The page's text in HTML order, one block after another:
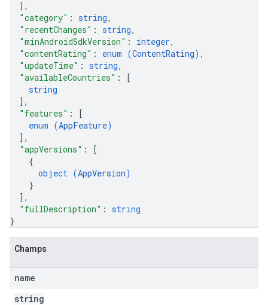
] ,
"category" : string,
"recentChanges" : string,
"minAndroidSdkVersion" : integer,
"contentRating" : enum (ContentRating) ,
"updateTime" : string,
"availableCountries" :
[
string
] ,
"features" :
[
enum (AppFeature)
] ,
"appVersions" :
[
{
object (AppVersion)
}
] ,
"fullDescription" : string
}
Champs
name
string